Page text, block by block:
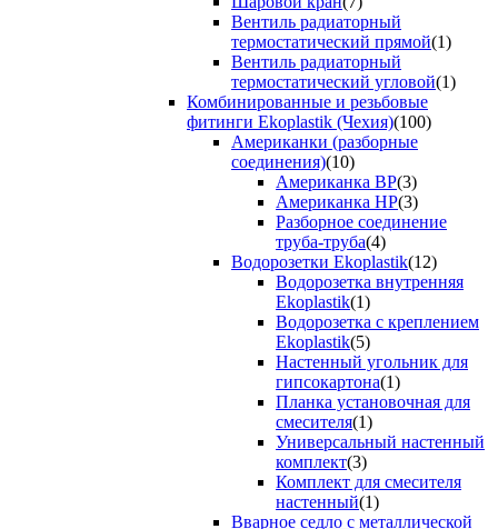
Вентиль радиаторный
термостатический прямой(1)
Вентиль радиаторный
термостатический угловой(1)
Комбинированные и резьбовые
фитинги Ekoplastik (Чехия)(100)
Американки (разборные
соединения)(10)
Американка ВР(3)
Американка НР(3)
Разборное соединение
труба-труба(4)
Водорозетки Ekoplastik(12)
Водорозетка внутренняя
Ekoplastik(1)
Водорозетка с креплением
Ekoplastik(5)
Настенный угольник для
гипсокартона(1)
Планка установочная для
смесителя(1)
Универсальный настенный
комплект(3)
Комплект для смесителя
настенный(1)
Вварное седло с металлической